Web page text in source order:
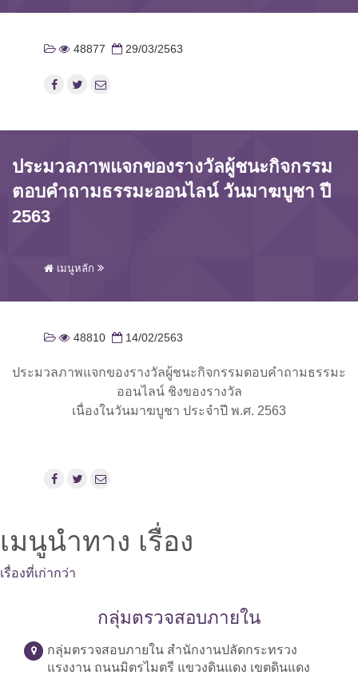
48877 29/03/2563
ประมวลภาพแจกของรางวัลผู้ชนะกิจกรรม
ตอบคำถามธรรมะออนไลน์ วันมาฆบูชา ปี
2563
เมนูหลัก
48810 14/02/2563
ประมวลภาพแจกของรางวัลผู้ชนะกิจกรรมตอบคำถามธรรมะ
ออนไลน์ ชิงของรางวัล
เนื่องในวันมาฆบูชา ประจำปี พ.ศ. 2563
เมนูนำทาง เรื่อง
เรื่องที่เก่ากว่า
กลุ่มตรวจสอบภายใน
กลุ่มตรวจสอบภายใน สำนักงานปลัดกระทรวง
แรงงาน ถนนมิตรไมตรี แขวงดินแดง เขตดินแดง